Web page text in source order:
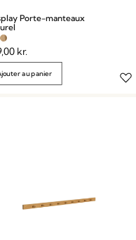
Porte-manteaux
kr.
au panier